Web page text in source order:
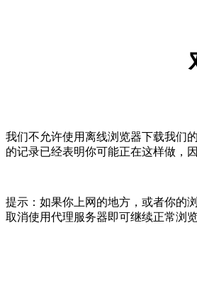
我们不允许使用离线浏览器下载我们
的记录已经表明你可能正在这样做，
提示：如果你上网的地方，或者你的
取消使用代理服务器即可继续正常浏览